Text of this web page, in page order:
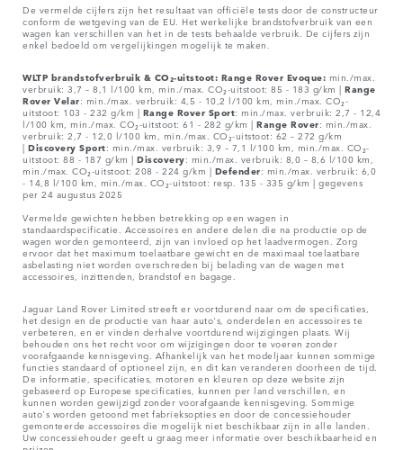
De vermelde cijfers zijn het resultaat van officiële tests door de constructeur
conform de wetgeving van de EU. Het werkelijke brandstofverbruik van een
wagen kan verschillen van het in de tests behaalde verbruik. De cijfers zijn
enkel bedoeld om vergelijkingen mogelijk te maken.
WLTP brandstofverbruik & CO₂-uitstoot: Range Rover Evoque: min./max.
verbruik: 3,7 – 8,1 l/100 km, min./max. CO₂-uitstoot: 85 - 183 g/km | Range
Rover Velar: min./max. verbruik: 4,5 - 10,2 l/100 km, min./max. CO₂-
uitstoot: 103 - 232 g/km | Range Rover Sport: min./max. verbruik: 2,7 - 12,4
l/100 km, min./max. CO₂-uitstoot: 61 - 282 g/km | Range Rover: min./max.
verbruik: 2,7 - 12,0 l/100 km, min./max. CO₂-uitstoot: 62 – 272 g/km
| Discovery Sport: min./max. verbruik: 3,9 – 7,1 l/100 km, min./max. CO₂-
uitstoot: 88 - 187 g/km | Discovery: min./max. verbruik: 8,0 – 8,6 l/100 km,
min./max. CO₂-uitstoot: 208 - 224 g/km | Defender: min./max. verbruik: 6,0
- 14,8 l/100 km, min./max. CO₂-uitstoot: resp. 135 - 335 g/km | gegevens
per 24 augustus 2025
Vermelde gewichten hebben betrekking op een wagen in
standaardspecificatie. Accessoires en andere delen die na productie op de
wagen worden gemonteerd, zijn van invloed op het laadvermogen. Zorg
ervoor dat het maximum toelaatbare gewicht en de maximaal toelaatbare
asbelasting niet worden overschreden bij belading van de wagen met
accessoires, inzittenden, brandstof en bagage.
Jaguar Land Rover Limited streeft er voortdurend naar om de specificaties,
het design en de productie van haar auto's, onderdelen en accessoires te
verbeteren, en er vinden derhalve voortdurend wijzigingen plaats. Wij
behouden ons het recht voor om wijzigingen door te voeren zonder
voorafgaande kennisgeving. Afhankelijk van het modeljaar kunnen sommige
functies standaard of optioneel zijn, en dit kan veranderen doorheen de tijd.
De informatie, specificaties, motoren en kleuren op deze website zijn
gebaseerd op Europese specificaties, kunnen per land verschillen, en
kunnen worden gewijzigd zonder voorafgaande kennisgeving. Sommige
auto's worden getoond met fabrieksopties en door de concessiehouder
gemonteerde accessoires die mogelijk niet beschikbaar zijn in alle landen.
Uw concessiehouder geeft u graag meer informatie over beschikbaarheid en